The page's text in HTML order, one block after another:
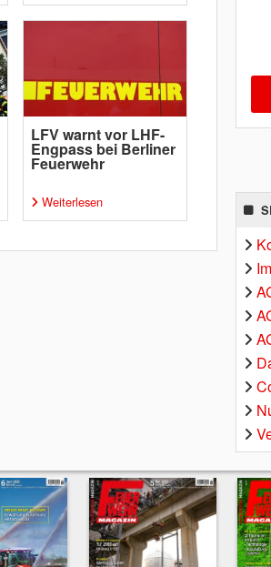
LFV warnt vor LHF-
Engpass bei Berliner
Feuerwehr
Weiterlesen